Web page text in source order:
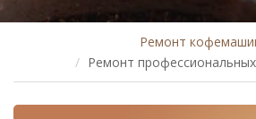
Ремонт
Ремонт